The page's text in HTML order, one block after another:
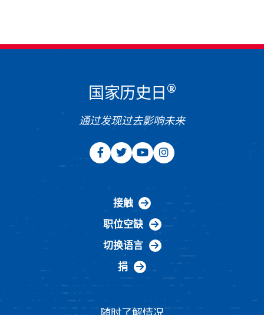
国家历史日 ®
通过发现过去影响未来
接触
职位空缺
切换语言
捐